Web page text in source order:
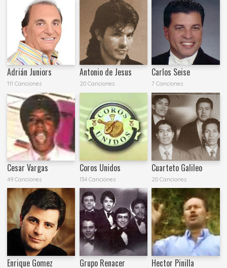
Adrián Juniors
111 Canciones
Antonio de Jesus
20 Canciones
Carlos Seise
7 Canciones
Cesar Vargas
49 Canciones
Coros Unidos
134 Canciones
Cuarteto Galileo
20 Canciones
Enrique Gomez Grupo Renacer Hector Pinilla